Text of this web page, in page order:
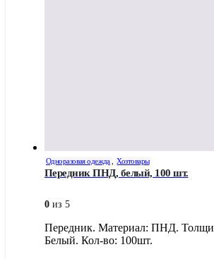
Одноразовая одежда, Хозтовары
Передник ПНД, белый, 100 шт.
0 из 5
Передник. Материал: ПНД.
Белый. Кол-во: 100шт.